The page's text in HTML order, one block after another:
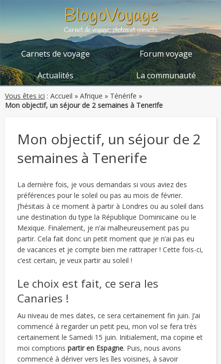
BlogoVoyage
Carnet de voyage, photos et conseils
Carnets de voyage
Forum voyage
Actualités
La communauté
Vous êtes ici : Accueil » Afrique » Ténérife »
Mon objectif, un séjour de 2 semaines à Tenerife
Mon objectif, un séjour de 2
semaines à Tenerife
La dernière fois, je vous demandais si vous aviez des
préférences pour le soleil ou pas au mois de février.
J’hésitais à ce moment à partir à Londres ou au soleil dans
une destination du type la République Dominicaine ou le
Mexique. Finalement, je n’ai malheureusement pas pu
partir. Cela fait donc un petit moment que je n’ai pas eu
de vacances et je compte bien me rattraper ! Cette fois-ci,
c’est certain, je veux partir au soleil !
Le choix est fait, ce sera les
Canaries !
Au niveau de mes dates, ce sera certainement fin juin. J’ai
commencé à regarder un petit peu, mon vol se fera très
certainement le Samedi 15 juin. Initialement, ma copine et
moi comptions partir en Espagne. Puis, nous avons
commencé à dériver vers les îles voisines, à savoir